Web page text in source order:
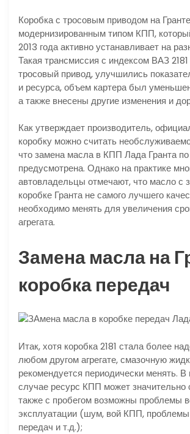
Коробка с тросовым приводом на
модернизированным типом КПП,
2013 года активно устанавливает на
Такая трансмиссия с индексом ВАЗ
тросовый привод, улучшились
и ресурса, объем картера был
а также внесены другие изменения и
Как утверждает производитель,
коробку можно считать
что замена масла в КПП Лада Гранта
предусмотрена. Однако на практике
автовладельцы отмечают, что масло с
коробке Гранта не самого лучшего
необходимо менять для увеличения
агрегата.
Замена масла на
коробка передач
Итак, хотя коробка 2181 стала более
любом другом агрегате, смазочную
рекомендуется периодически менять. В
случае ресурс КПП может значительно
также с пробегом возможны проблемы
эксплуатации (шум, вой КПП,
передач и т.д.);